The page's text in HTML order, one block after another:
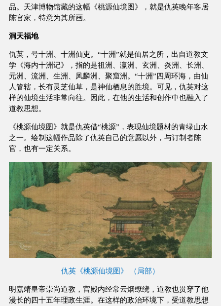
品。天津博物馆藏的这幅《桃源仙境图》，就是仇英晚年客居
陈官家，特意为其所画。
洞天福地
仇英，号十洲、十洲仙吏。“十洲”就是仙居之所，出自道教文
学《海内十洲记》，指的是祖洲、瀛洲、玄洲、炎洲、长洲、
元洲、流洲、生洲、凤麟洲、聚窟洲。“十洲”四周环海，由仙
人管辖，长有灵芝仙草，是神仙栖息的胜境。可见，仇英对这
样的仙境生活非常向往。因此，在他的生活和创作中也融入了
道教思想。
《桃源仙境图》就是仇英借“桃源”，表现仙境题材的青绿山水
之一。绘制这幅作品除了仇英自己的意愿以外，与订制者陈
官，也有一定关系。
仇英《桃源仙境图》 （局部）
明嘉靖皇帝崇尚道教，宫殿内经常云烟缭绕，道教也贯穿了他
漫长的四十五年理政生涯。在这样的政治环境下，受道教思想